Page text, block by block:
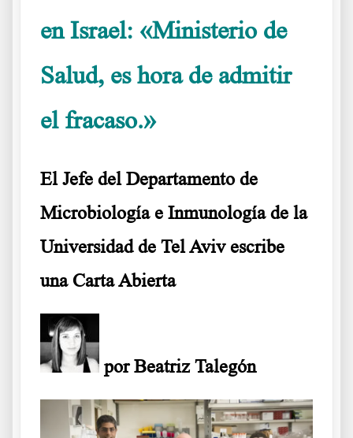
en Israel: «Ministerio de
Salud, es hora de admitir
el fracaso.»
El Jefe del Departamento de
Microbiología e Inmunología de la
Universidad de Tel Aviv escribe
una Carta Abierta
porBeatriz Talegón